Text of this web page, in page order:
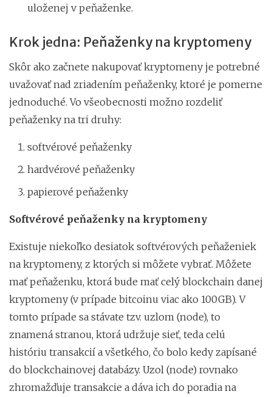
uloženej v peňaženke.
Krok jedna: Peňaženky na kryptomeny
Skôr ako začnete nakupovať kryptomeny je potrebné
uvažovať nad zriadením peňaženky, ktoré je pomerne
jednoduché. Vo všeobecnosti možno rozdeliť
peňaženky na tri druhy:
softvérové peňaženky
hardvérové peňaženky
papierové peňaženky
Softvérové peňaženky na kryptomeny
Existuje niekoľko desiatok softvérových peňaženiek
na kryptomeny, z ktorých si môžete vybrať. Môžete
mať peňaženku, ktorá bude mať celý blockchain danej
kryptomeny (v prípade bitcoinu viac ako 100GB). V
tomto prípade sa stávate tzv. uzlom (node), to
znamená stranou, ktorá udržuje sieť, teda celú
históriu transakcií a všetkého, čo bolo kedy zapísané
do blockchainovej databázy. Uzol (node) rovnako
zhromažďuje transakcie a dáva ich do poradia na